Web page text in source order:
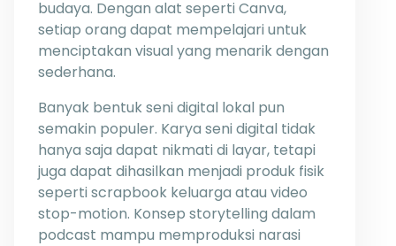
budaya. Dengan alat seperti Canva,
setiap orang dapat mempelajari untuk
menciptakan visual yang menarik dengan
sederhana.
Banyak bentuk seni digital lokal pun
semakin populer. Karya seni digital tidak
hanya saja dapat nikmati di layar, tetapi
juga dapat dihasilkan menjadi produk fisik
seperti scrapbook keluarga atau video
stop-motion. Konsep storytelling dalam
podcast mampu memproduksi narasi